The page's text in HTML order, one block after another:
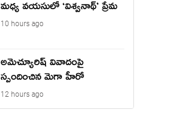
మధ్య వయసులో ‘విశ్వనాథ్’ ప్రేమ
10 hours ago
అమెచ్యూరిష్ వివాదంపై
స్పందించిన మెగా హీరో
12 hours ago